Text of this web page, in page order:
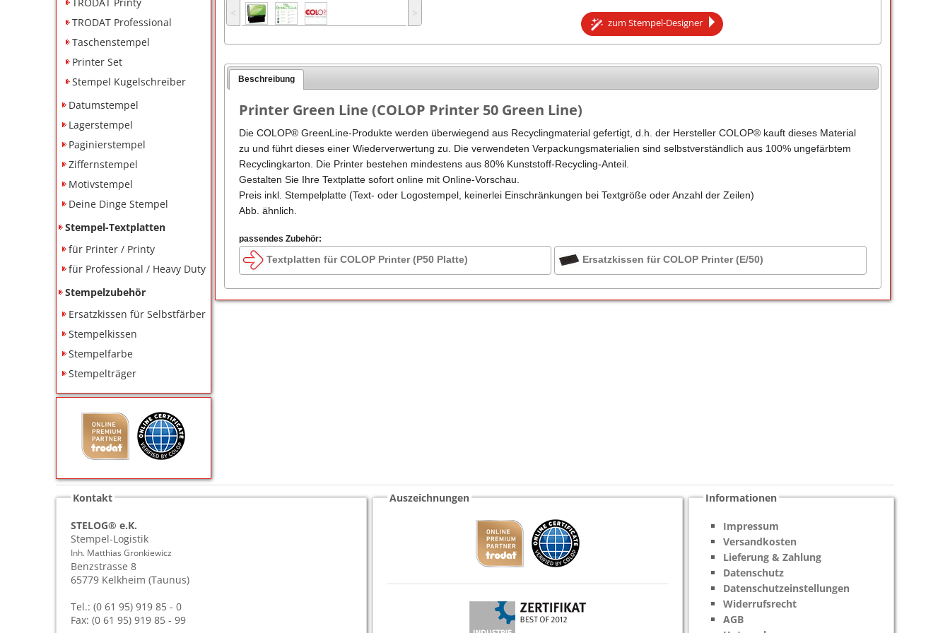
Stempel Kugelschreiber
Taucherstempel
Geocaching-Stempel
Kinderstempel
TRODAT Professional
Taschenstempel
Printer Set
Stempel Kugelschreiber
Datumstempel
Lagerstempel
Paginierstempel
Ziffernstempel
Motivstempel
Deine Dinge Stempel
Stempel-Textplatten
für Printer / Printy
für Professional / Heavy Duty
Stempelzubehör
Ersatzkissen für Selbstfärber
Stempelkissen
Stempelfarbe
Stempelträger
˂ ˃
zum Stempel-Designer
Beschreibung
Printer Green Line (COLOP Printer 50 Green Line)
Die COLOP® GreenLine-Produkte werden überwiegend aus Recyclingmaterial gefertigt, d.h. der Hersteller COLOP® kauft dieses Material
zu und führt dieses einer Wiederverwertung zu. Die verwendeten Verpackungsmaterialien sind selbstverständlich aus 100% ungefärbtem
Recyclingkarton. Die Printer bestehen mindestens aus 80% Kunststoff-Recycling-Anteil.
Gestalten Sie Ihre Textplatte sofort online mit Online-Vorschau.
Preis inkl. Stempelplatte (Text- oder Logostempel, keinerlei Einschränkungen bei Textgröße oder Anzahl der Zeilen)
Abb. ähnlich.
passendes Zubehör:
Textplatten für COLOP Printer (P50 Platte) Ersatzkissen für COLOP Printer (E/50)
Kontakt
STELOG® e.K.
Stempel-Logistik
Inh. Matthias Gronkiewicz
Benzstrasse 8
65779 Kelkheim (Taunus)
Tel.: (0 61 95) 919 85 - 0
Fax: (0 61 95) 919 85 - 99
Auszeichnungen Informationen
Impressum
Versandkosten
Lieferung & Zahlung
Datenschutz
Datenschutzeinstellungen
Widerrufsrecht
AGB